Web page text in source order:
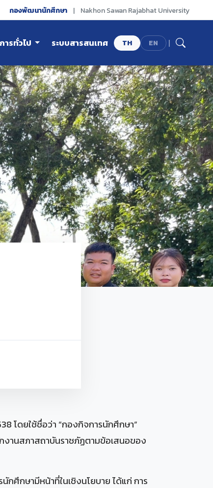
กองพัฒนานักศึกษา | Nakhon Sawan Rajabhat University
ารทั่วไป ระบบสารสนเทศ TH EN |
โดยใช้ชื่อว่า “กองกิจการนักศึกษา”
านสภาสถาบันราชภัฏตามข้อเสนอของ
กศึกษามีหน้าที่ในเชิงนโยบาย ได้แก่ การ